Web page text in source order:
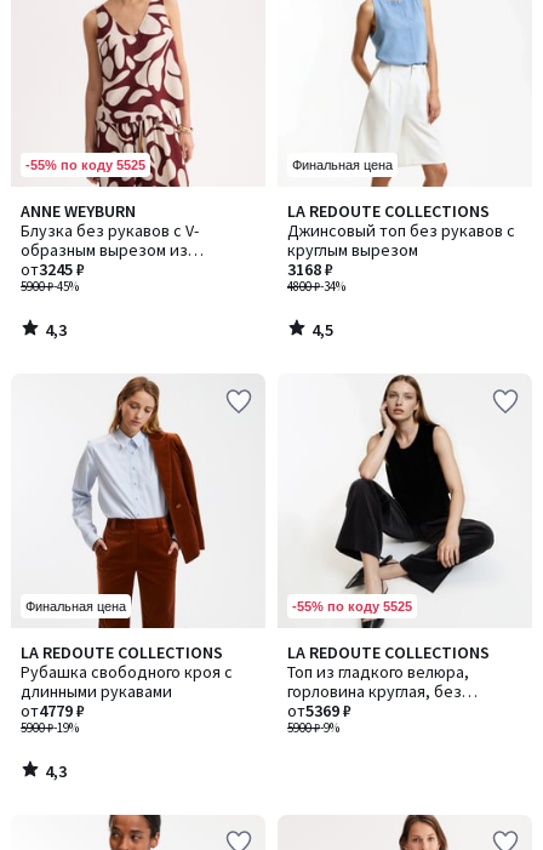
-55% по коду 5525
ANNE WEYBURN
Блузка без рукавов с V-
образным вырезом из
набивной ткани с
графическим рисунком
5900 ₽-45%
от3245 ₽
4,3
/ 5
4,3
/
Финальная цена
LA REDOUTE COLLECTIONS
Джинсовый топ без рукавов с
круглым вырезом
4800 ₽-34%
3168 ₽
4,5
/ 5
4,5
/
Финальная цена
LA REDOUTE COLLECTIONS
Рубашка свободного кроя с
длинными рукавами
5900 ₽-19%
от4779 ₽
4,3
/ 5
4,3
/
-55% по коду 5525
LA REDOUTE COLLECTIONS
Топ из гладкого велюра,
горловина круглая, без
рукавов
5900 ₽-9%
от5369 ₽